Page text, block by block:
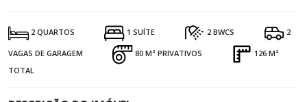
2 QUARTOS 1 SUÍTE 2 BWCS 2
VAGAS DE GARAGEM 80 M² PRIVATIVOS
126 M²
TOTAL